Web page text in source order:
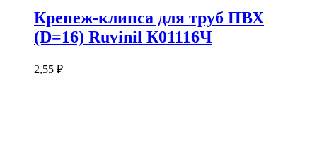
Крепеж-клипса для труб ПВХ
(D=16) Ruvinil К01116Ч
2,55 ₽